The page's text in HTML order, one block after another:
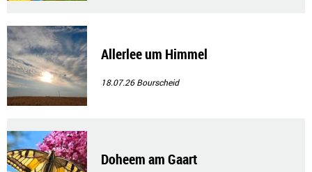
Allerlee um Himmel
18.07.26Bourscheid
Doheem am Gaart